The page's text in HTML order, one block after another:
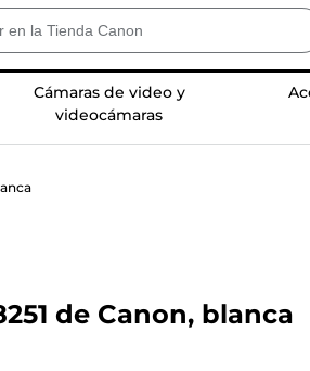
Cámaras de video y
videocámaras
de Canon, blanca